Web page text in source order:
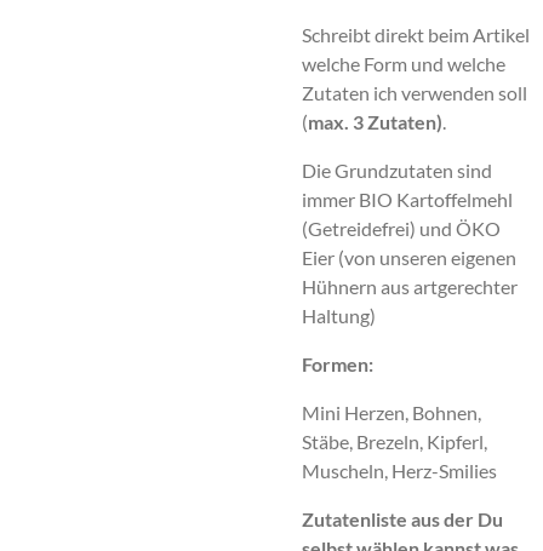
Schreibt direkt beim Artikel
welche Form und welche
Zutaten ich verwenden soll
(max. 3 Zutaten).
Die Grundzutaten sind
immer BIO Kartoffelmehl
(Getreidefrei) und ÖKO
Eier (von unseren eigenen
Hühnern aus artgerechter
Haltung)
Formen:
Mini Herzen, Bohnen,
Stäbe, Brezeln, Kipferl,
Muscheln, Herz-Smilies
Zutatenliste aus der Du